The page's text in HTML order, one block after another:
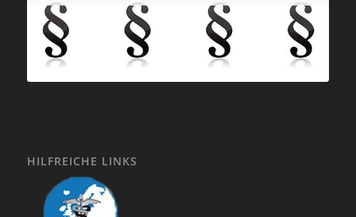
HILFREICHE LINKS